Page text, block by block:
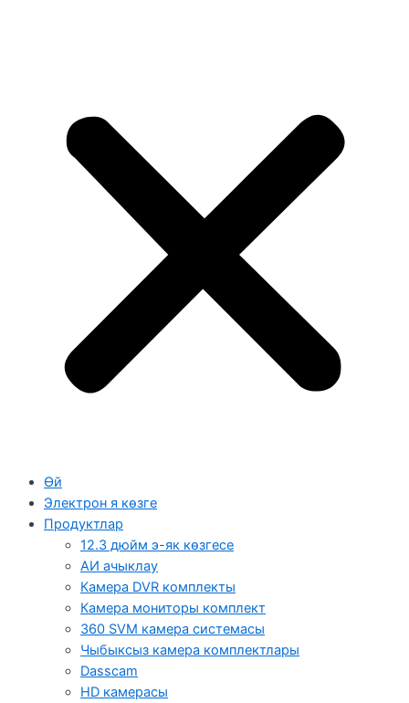
Өй
Электрон я көзге
Продуктлар
12.3 дюйм э-як көзгесе
АИ ачыклау
Камера DVR комплекты
Камера мониторы комплект
360 SVM камера системасы
Чыбыксыз камера комплектлары
Dasscam
HD камерасы